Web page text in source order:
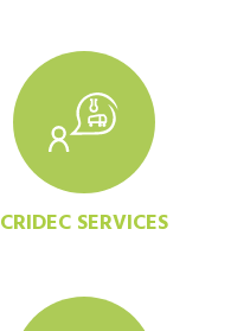
CRIDEC SERVICES